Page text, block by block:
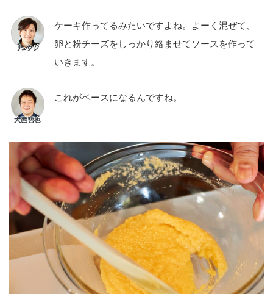
ケーキ作ってるみたいですよね。よーく混ぜて、
卵と粉チーズをしっかり絡ませてソースを作って
いきます。
これがベースになるんですね。